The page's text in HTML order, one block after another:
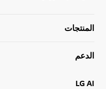
المنتجات
الدعم
LG AI